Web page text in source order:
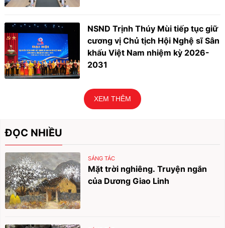
NSND Trịnh Thúy Mùi tiếp tục giữ
cương vị Chủ tịch Hội Nghệ sĩ Sân
khấu Việt Nam nhiệm kỳ 2026-
2031
XEM THÊM
ĐỌC NHIỀU
SÁNG TÁC
Mặt trời nghiêng. Truyện ngắn
của Dương Giao Linh